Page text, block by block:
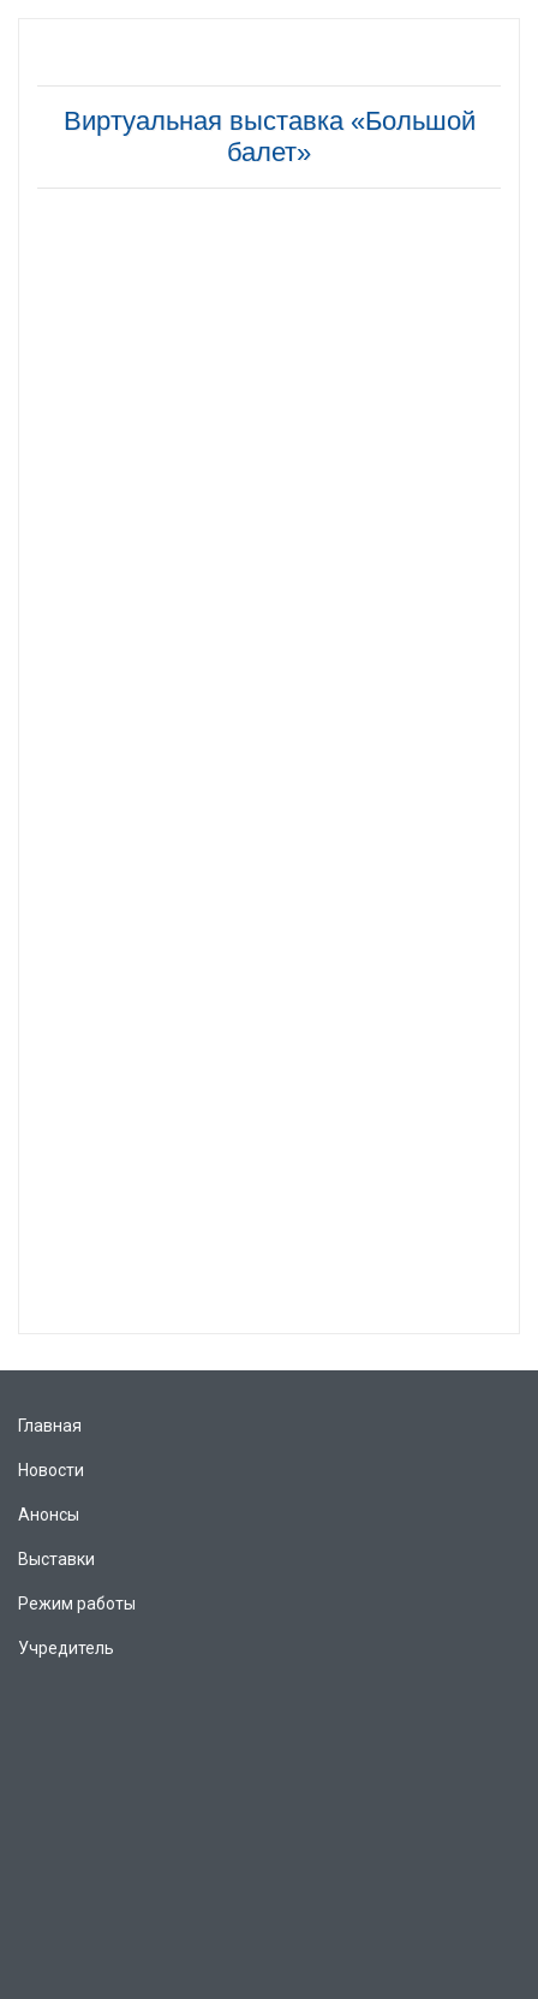
Виртуальная выставка «Большой
балет»
Главная
Новости
Анонсы
Выставки
Режим работы
Учредитель